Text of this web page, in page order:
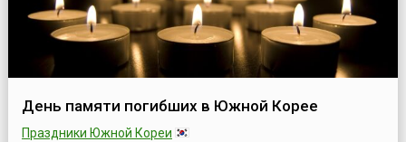
День памяти погибших в Южной Корее
Праздники Южной Кореи